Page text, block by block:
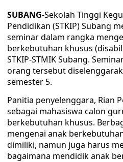
SUBANG-Sekolah Tinggi
Pendidikan (STKIP) Subang
seminar dalam rangka
berkebutuhan khusus
STKIP-STMIK Subang.
orang tersebut
semester 5.
Panitia penyelenggara, Rian
sebagai mahasiswa calon
berkebutuhan khusus.
mengenai anak
dimiliki, namun juga harus
bagaimana mendidik anak